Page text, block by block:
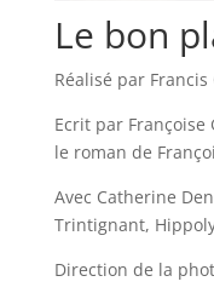
Le bon
Réalisé par Francis
Ecrit par Françoise
le roman de
Avec Catherine
Trintignant,
Direction de la